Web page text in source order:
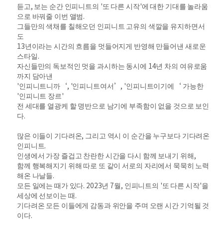
듣고, 보는 순간 인피니트의 '또 다른 시작'에 대한 기대를 놀라움
으로 바꿔줄 이번 앨범.
그들만의 색채를 칠해오던 인피니트 고유의 색깔을 유지하면서
도
13년이라는 시간의 흐름을 멋들어지게 반영해 만들어낸 새로운
스타일.
자신들만의 독보적인 멋을 과시하는 동시에 14년 차의 여유로움
까지 담아낸
'인피니트니까‘, '인피니트여서’, '인피니트이기에‘ 가능한
'인피니트 장르'
전 세대를 열광케 할 명반으로 남기에 부족함이 없을 것으로 보인
다.
많은 이들이 기다려온, 그리고 역시 이 순간을 누구보다 기다려온
인피니트.
인생에서 가장 즐겁고 찬란한 시간을 다시 함께 보내기 위해,
함께 행복해지기 위해 따로 또 같이 서로의 자리에서 묵묵히 노력
해온 나날들.
모든 일에는 때가 있다. 2023년 7월, 인피니트의 '또 다른 시작'을
세상에 선보이는 때.
기다려온 모든 이들에게 감동과 위안을 주며 오랜 시간 기억될 것
이다.